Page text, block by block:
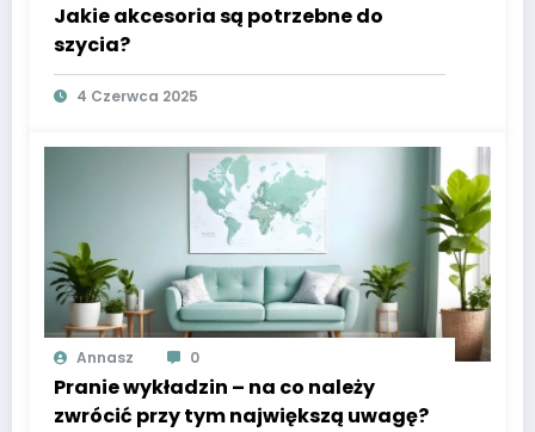
Jakie akcesoria są potrzebne do
szycia?
4 Czerwca 2025
Annasz 0
Pranie wykładzin – na co należy
zwrócić przy tym największą uwagę?